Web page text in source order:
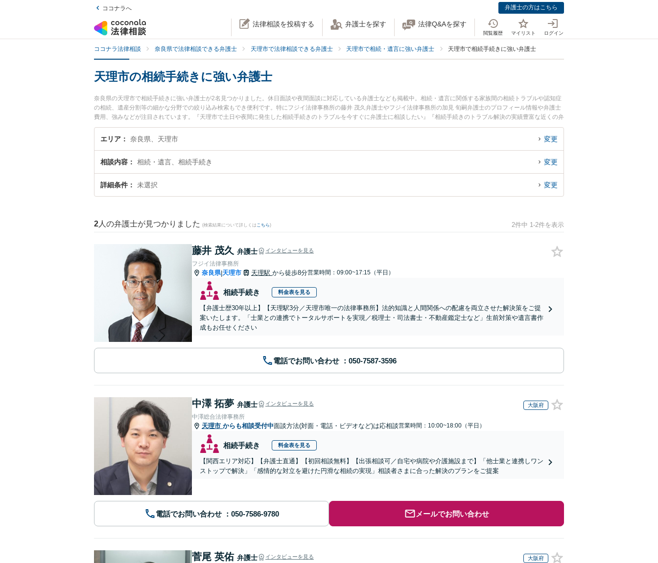
ココナラへ 弁護士の方はこちら
法律相談を投稿する 弁護士を探す 法律Q&Aを探す
閲覧履歴 マイリスト ログイン
ココナラ法律相談 奈良県で法律相談できる弁護士 天理市で法律相談できる弁護士 天理市で相続・遺言に強い弁護士 天理市で相続手続きに強い弁護士
天理市の相続手続きに強い弁護士
奈良県の天理市で相続手続きに強い弁護士が2名見つかりました。休日面談や夜間面談に対応している弁護士なども掲載中。相続・遺言に関係する家族間の相続トラブルや認知症
の相続、遺産分割等の細かな分野での絞り込み検索もでき便利です。特にフジイ法律事務所の藤井 茂久弁護士やフジイ法律事務所の加見 旬嗣弁護士のプロフィール情報や弁護士
費用、強みなどが注目されています。『天理市で土日や夜間に発生した相続手続きのトラブルを今すぐに弁護士に相談したい』『相続手続きのトラブル解決の実績豊富な近くの弁
護士を検索したい』『初回相談無料で相続手続きを法律相談できる天理市内の弁護士に相談予約したい』などでお困りの相談者さんにおすすめです。
エリア 奈良県、天理市 変更
相談内容 相続・遺言、相続手続き 変更
詳細条件 未選択 変更
2 人の弁護士が見つかりました (検索結果について詳しくは こちら) 2件中 1-2件を表示
藤井 茂久 弁護士 インタビューを見る
フジイ法律事務所
奈良県|天理市 天理駅 から徒歩8分営業時間：09:00~17:15（平日）
相続手続き 料金表を見る
【弁護士歴30年以上】【天理駅3分／天理市唯一の法律事務所】法的知識と人間関係への配慮を両立させた解決策をご提
案いたします。「士業との連携でトータルサポートを実現／税理士・司法書士・不動産鑑定士など」生前対策や遺言書作
成もお任せください
電話でお問い合わせ
中澤 拓夢 弁護士 インタビューを見る 大阪府
中澤総合法律事務所
天理市 からも相談受付中面談方法(対面・電話・ビデオなど)は応相談営業時間：10:00~18:00（平日）
相続手続き 料金表を見る
【関西エリア対応】【弁護士直通】【初回相談無料】【出張相談可／自宅や病院や介護施設まで】「他士業と連携しワン
ストップで解決」「感情的な対立を避けた円滑な相続の実現」相談者さまに合った解決のプランをご提案
電話でお問い合わせ メールでお問い合わせ
菅尾 英佑 弁護士 インタビューを見る 大阪府